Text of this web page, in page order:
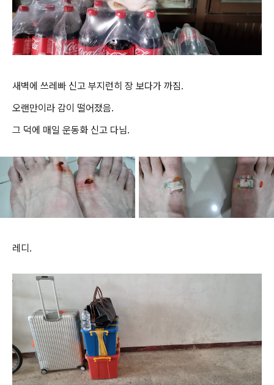
새벽에 쓰레빠 신고 부지런히 장 보다가 까짐.
오랜만이라 감이 떨어졌음.
그 덕에 매일 운동화 신고 다님.
레디.